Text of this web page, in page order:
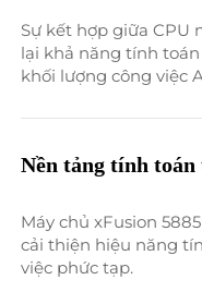
Sự kết hợp giữa CPU
lại khả năng tính
khối lượng công việc
Nền tảng tính toán
Máy chủ xFusion
cải thiện hiệu năng
việc phức tạp.